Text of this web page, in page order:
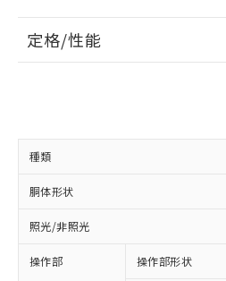
定格/性能
種類
胴体形状
照光/非照光
操作部 操作部形状